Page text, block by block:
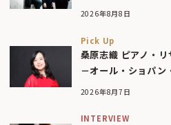
2026年8月8日
Pick Up
桑原志織 ピアノ・リ
－オール・ショパン
2026年8月7日
INTERVIEW